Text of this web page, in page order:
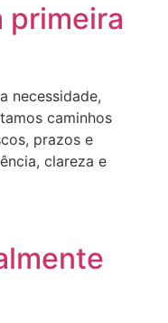
primeira
necessidade,
caminhos
prazos e
clareza e